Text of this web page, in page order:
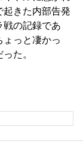
起きた内部告発
戦の記録であ
ょっと凄かっ
た。